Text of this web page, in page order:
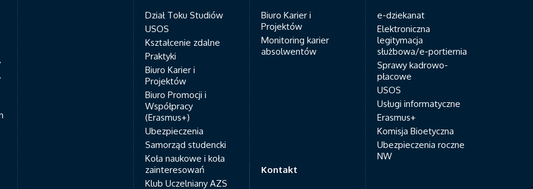
Dział Toku Studiów
USOS
Kształcenie zdalne
Praktyki
Biuro Karier i
Projektów
Biuro Promocji i
Współpracy
(Erasmus+)
Ubezpieczenia
Samorząd studencki
Koła naukowe i koła
zainteresowań
Klub Uczelniany AZS
Biuro Karier i
Projektów
Monitoring karier
absolwentów
e-dziekanat
Elektroniczna
legitymacja
służbowa/e-portiernia
Sprawy kadrowo-
płacowe
USOS
Usługi informatyczne
Erasmus+
Komisja Bioetyczna
Ubezpieczenia roczne
NW
Kontakt